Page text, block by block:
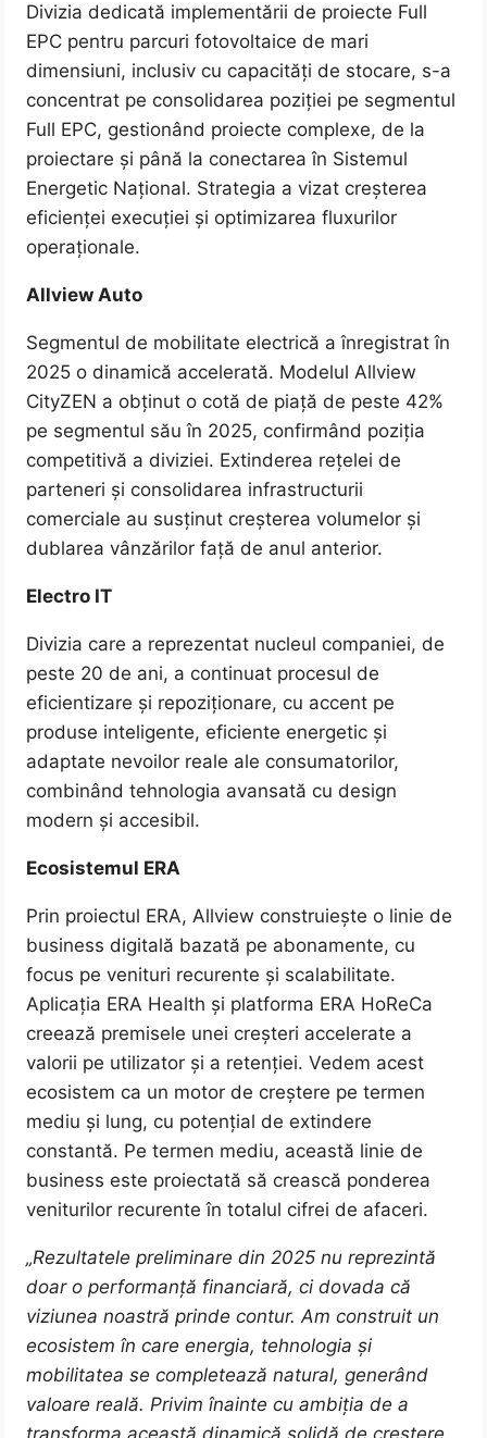
Divizia dedicată implementării de proiecte Full
EPC pentru parcuri fotovoltaice de mari
dimensiuni, inclusiv cu capacități de stocare, s-a
concentrat pe consolidarea poziției pe segmentul
Full EPC, gestionând proiecte complexe, de la
proiectare și până la conectarea în Sistemul
Energetic Național. Strategia a vizat creșterea
eficienței execuției și optimizarea fluxurilor
operaționale.
Allview Auto
Segmentul de mobilitate electrică a înregistrat în
2025 o dinamică accelerată. Modelul Allview
CityZEN a obținut o cotă de piață de peste 42%
pe segmentul său în 2025, confirmând poziția
competitivă a diviziei. Extinderea rețelei de
parteneri și consolidarea infrastructurii
comerciale au susținut creșterea volumelor și
dublarea vânzărilor față de anul anterior.
Electro IT
Divizia care a reprezentat nucleul companiei, de
peste 20 de ani, a continuat procesul de
eficientizare și repoziționare, cu accent pe
produse inteligente, eficiente energetic și
adaptate nevoilor reale ale consumatorilor,
combinând tehnologia avansată cu design
modern și accesibil.
Ecosistemul ERA
Prin proiectul ERA, Allview construiește o linie de
business digitală bazată pe abonamente, cu
focus pe venituri recurente și scalabilitate.
Aplicația ERA Health și platforma ERA HoReCa
creează premisele unei creșteri accelerate a
valorii pe utilizator și a retenției. Vedem acest
ecosistem ca un motor de creștere pe termen
mediu și lung, cu potențial de extindere
constantă. Pe termen mediu, această linie de
business este proiectată să crească ponderea
veniturilor recurente în totalul cifrei de afaceri.
„Rezultatele preliminare din 2025 nu reprezintă
doar o performanță financiară, ci dovada că
viziunea noastră prinde contur. Am construit un
ecosistem în care energia, tehnologia și
mobilitatea se completează natural, generând
valoare reală. Privim înainte cu ambiția de a